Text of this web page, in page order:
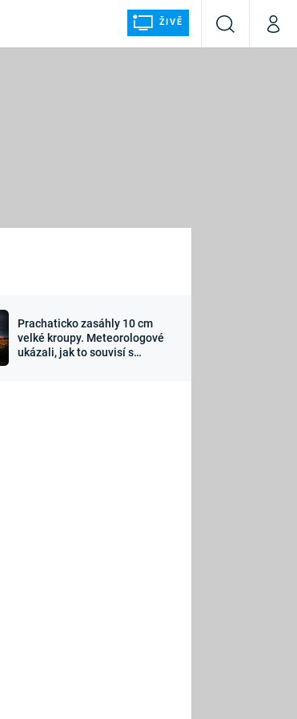
ŽIVĚ
VyhledáváníMůj
Sledujte nás
Prachaticko zasáhly 10 cm
velké kroupy. Meteorologové
ukázali, jak to souvisí s